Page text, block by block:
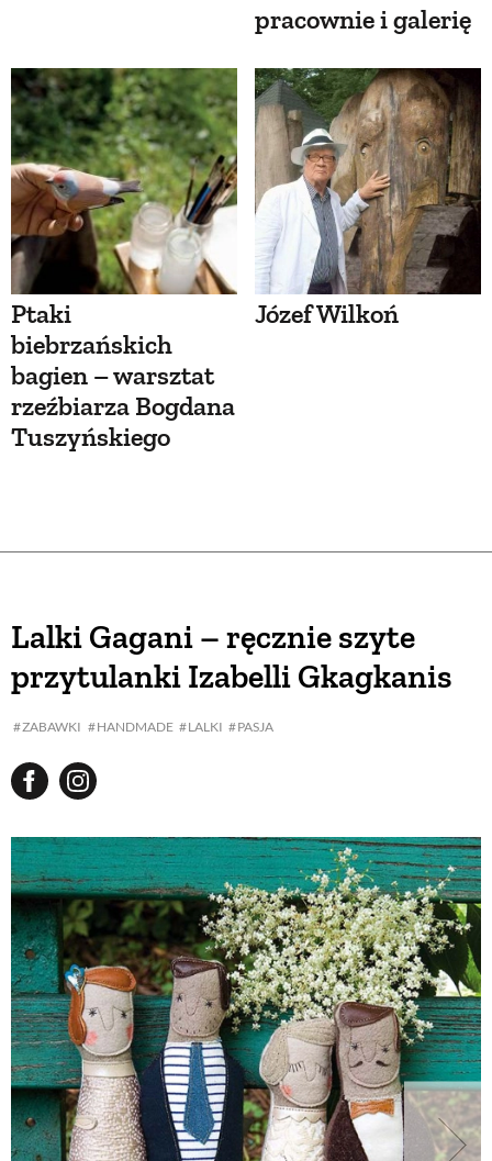
pracownie i galerię
Ptaki
biebrzańskich
bagien – warsztat
rzeźbiarza Bogdana
Tuszyńskiego
Józef Wilkoń
Lalki Gagani – ręcznie szyte
przytulanki Izabelli Gkagkanis
ZABAWKI HANDMADE LALKI PASJA